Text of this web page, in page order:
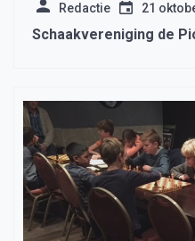
Redactie 21
Schaakvereniging de